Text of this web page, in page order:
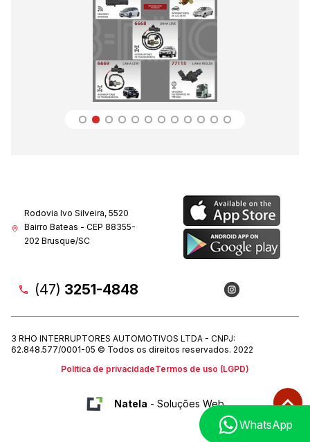
WhatsApp
Rodovia Ivo Silveira, 5520
Bairro Bateas - CEP 88355-
202 Brusque/SC
(47) 3251-4848
3 RHO INTERRUPTORES AUTOMOTIVOS LTDA - CNPJ:
62.848.577/0001-05 © Todos os direitos reservados. 2022
Política de privacidadeTermos de uso (LGPD)
Natela - Soluções Web